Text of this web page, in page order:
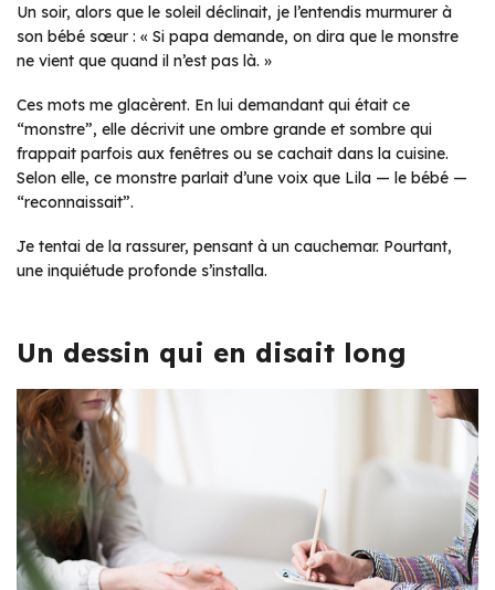
Un soir, alors que le soleil déclinait, je l’entendis murmurer à
son bébé sœur : « Si papa demande, on dira que le monstre
ne vient que quand il n’est pas là. »
Ces mots me glacèrent. En lui demandant qui était ce
“monstre”, elle décrivit une ombre grande et sombre qui
frappait parfois aux fenêtres ou se cachait dans la cuisine.
Selon elle, ce monstre parlait d’une voix que Lila — le bébé —
“reconnaissait”.
Je tentai de la rassurer, pensant à un cauchemar. Pourtant,
une inquiétude profonde s’installa.
Un dessin qui en disait long